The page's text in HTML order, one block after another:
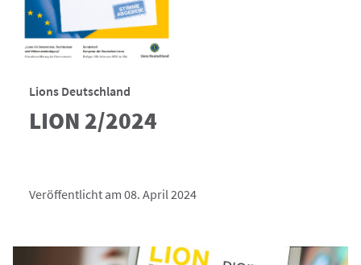
Lions Deutschland
LION 2/2024
Veröffentlicht am 08. April 2024